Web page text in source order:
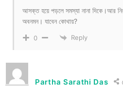
আসক্ত হয়ে পড়লে সমস্যা নানা দিকে।আর
অবনমন। যাবেন কোথায়?
0 Reply
Partha Sarathi Das